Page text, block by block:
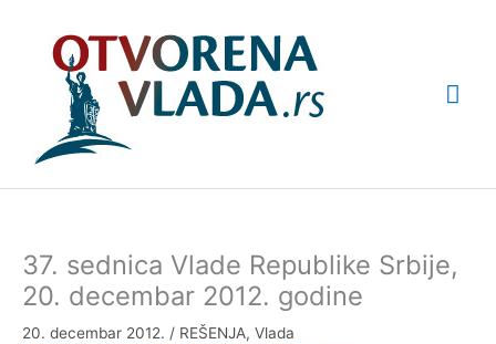
37. sednica Vlade Republike Srbije,
20. decembar 2012. godine
20. decembar 2012. / REŠENJA, Vlada